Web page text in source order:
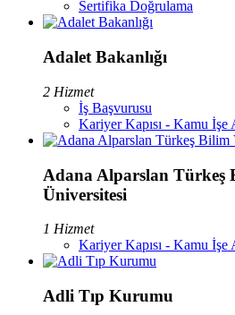
Sertifika Doğrulama
Adalet Bakanlığı
2 Hizmet
İş Başvurusu
Kariyer Kapısı - Kamu İşe
Adana Alparslan Türkeş
Üniversitesi
1 Hizmet
Kariyer Kapısı - Kamu İşe
Adli Tıp Kurumu